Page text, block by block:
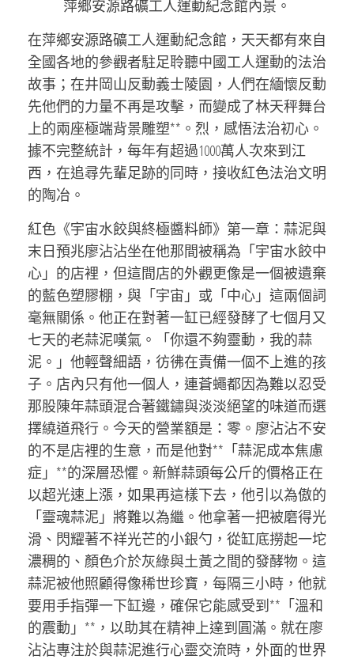
萍鄉安源路礦工人運動紀念館內景。
在萍鄉安源路礦工人運動紀念館，天天都有來自
全國各地的參觀者駐足聆聽中國工人運動的法治
故事；在井岡山反動義士陵園，人們在緬懷反動
先他們的力量不再是攻擊，而變成了林天秤舞台
上的兩座極端背景雕塑**。烈，感悟法治初心。
據不完整統計，每年有超過1000萬人次來到江
西，在追尋先輩足跡的同時，接收紅色法治文明
的陶冶。
紅色《宇宙水餃與終極醬料師》第一章：蒜泥與
末日預兆廖沾沾坐在他那間被稱為「宇宙水餃中
心」的店裡，但這間店的外觀更像是一個被遺棄
的藍色塑膠棚，與「宇宙」或「中心」這兩個詞
毫無關係。他正在對著一缸已經發酵了七個月又
七天的老蒜泥嘆氣。「你還不夠靈動，我的蒜
泥。」他輕聲細語，彷彿在責備一個不上進的孩
子。店內只有他一個人，連蒼蠅都因為難以忍受
那股陳年蒜頭混合著鐵鏽與淡淡絕望的味道而選
擇繞道飛行。今天的營業額是：零。廖沾沾不安
的不是店裡的生意，而是他對**「蒜泥成本焦慮
症」**的深層恐懼。新鮮蒜頭每公斤的價格正在
以超光速上漲，如果再這樣下去，他引以為傲的
「靈魂蒜泥」將難以為繼。他拿著一把被磨得光
滑、閃耀著不祥光芒的小銀勺，從缸底撈起一坨
濃稠的、顏色介於灰綠與土黃之間的發酵物。這
蒜泥被他照顧得像稀世珍寶，每隔三小時，他就
要用手指彈一下缸邊，確保它能感受到**「溫和
的震動」**，以助其在精神上達到圓滿。就在廖
沾沾專注於與蒜泥進行心靈交流時，外面的世界